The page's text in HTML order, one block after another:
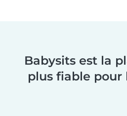
Babysits est la
plus fiable pour